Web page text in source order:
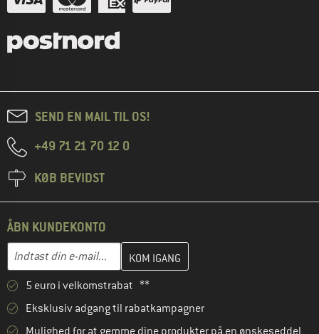
SEND EN MAIL TIL OS!
+49 71 21 70 12 0
KØB BEVIDST
ÅBN KUNDEKONTO
E-mail-adresse
Indtast din e-mailadresse her, og opret i næste trin din
5 euro i velkomstrabat **
Eksklusiv adgang til rabatkampagner